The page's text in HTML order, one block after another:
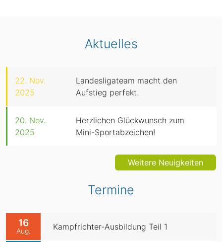
Aktuelles
22. Nov.
2025
Landesligateam macht den
Aufstieg perfekt
20. Nov.
2025
Herzlichen Glückwunsch zum
Mini-Sportabzeichen!
Weitere Neuigkeiten
Termine
16
Aug. Kampfrichter-Ausbildung Teil 1